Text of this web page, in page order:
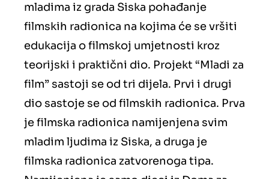
mladima iz grada Siska pohađanje
filmskih radionica na kojima će se vršiti
edukacija o filmskoj umjetnosti kroz
teorijski i praktični dio. Projekt “Mladi za
film” sastoji se od tri dijela. Prvi i drugi
dio sastoje se od filmskih radionica. Prva
je filmska radionica namijenjena svim
mladim ljudima iz Siska, a druga je
filmska radionica zatvorenoga tipa.